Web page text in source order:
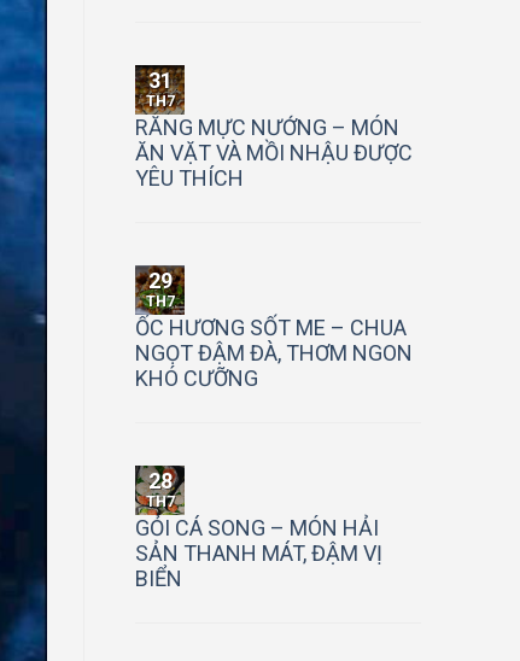
31
TH7
RĂNG MỰC NƯỚNG – MÓN
ĂN VẶT VÀ MỒI NHẬU ĐƯỢC
YÊU THÍCH
29
TH7
ỐC HƯƠNG SỐT ME – CHUA
NGỌT ĐẬM ĐÀ, THƠM NGON
KHÓ CƯỠNG
28
TH7
GỎI CÁ SONG – MÓN HẢI
SẢN THANH MÁT, ĐẬM VỊ
BIỂN